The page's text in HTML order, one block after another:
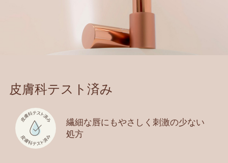
皮膚科テスト済み
繊細な唇にもやさしく刺激の少ない
処方